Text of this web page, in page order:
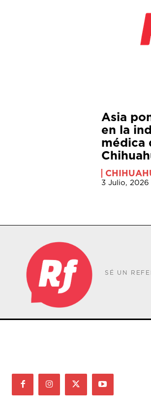
Asia
en la
médica
3 Julio, 2026
SÉ UN